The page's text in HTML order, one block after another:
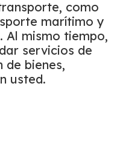
como
marítimo y
Al mismo tiempo,
servicios de
de bienes,
usted.